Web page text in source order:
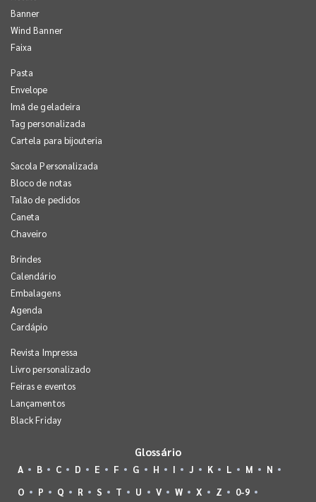
Banner
Wind Banner
Faixa
Pasta
Envelope
Imã de geladeira
Tag personalizada
Cartela para bijouteria
Sacola Personalizada
Bloco de notas
Talão de pedidos
Caneta
Chaveiro
Brindes
Calendário
Embalagens
Agenda
Cardápio
Revista Impressa
Livro personalizado
Feiras e eventos
Lançamentos
Black Friday
Glossário
A B C D E F G H I J K L M
N
O
P Q R S T U V W X Z 0-9